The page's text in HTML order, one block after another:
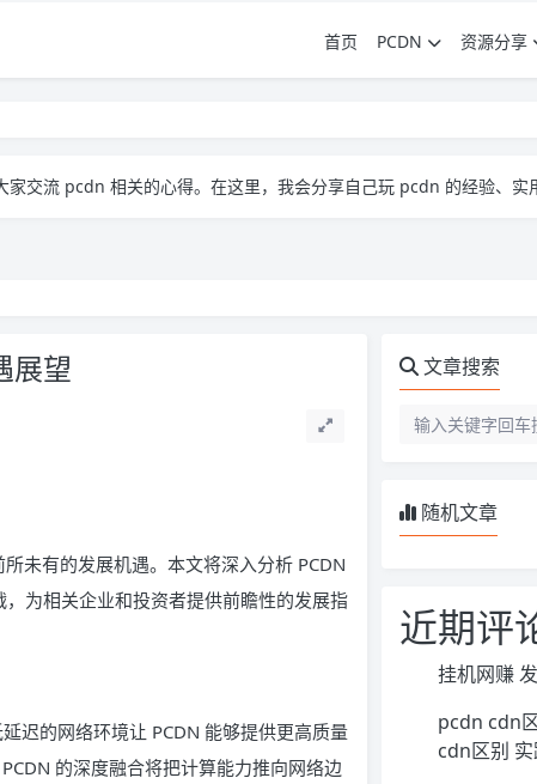
首页 PCDN 资源分享
这里，我会分享自己玩 pcdn 的经验、实用技巧，也会放一些收集到的资源。大家有啥想法、问题
展望
未有的发展机遇。本文将深入分析 PCDN
为相关企业和投资者提供前瞻性的发展指
迟的网络环境让 PCDN 能够提供更高质量
的深度融合将把计算能力推向网络边
文章搜索
随机文章
近期评
挂机网赚
pcdn cdn
cdn区别